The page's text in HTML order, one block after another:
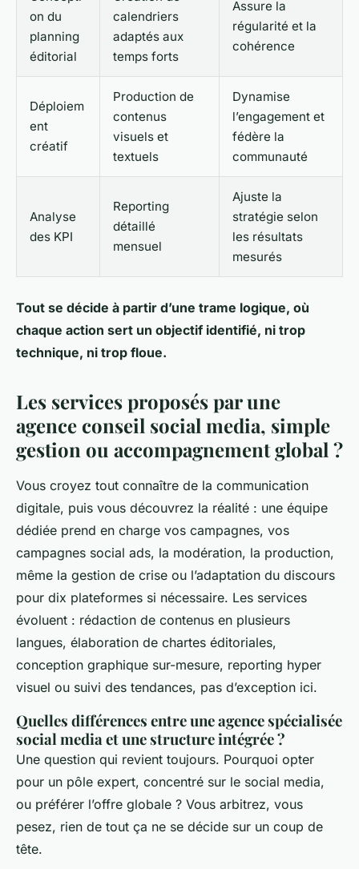
on du
planning
éditorial
calendriers
adaptés aux
temps forts
Assure la
régularité et la
cohérence
Déploiem
ent
créatif
Production de
contenus
visuels et
textuels
Dynamise
l’engagement et
fédère la
communauté
Analyse
des KPI
Reporting
détaillé
mensuel
Ajuste la
stratégie selon
les résultats
mesurés
Tout se décide à partir d’une trame logique, où
chaque action sert un objectif identifié, ni trop
technique, ni trop floue.
Les services proposés par une
agence conseil social media, simple
gestion ou accompagnement global ?
Vous croyez tout connaître de la communication
digitale, puis vous découvrez la réalité : une équipe
dédiée prend en charge vos campagnes, vos
campagnes social ads, la modération, la production,
même la gestion de crise ou l’adaptation du discours
pour dix plateformes si nécessaire. Les services
évoluent : rédaction de contenus en plusieurs
langues, élaboration de chartes éditoriales,
conception graphique sur-mesure, reporting hyper
visuel ou suivi des tendances, pas d’exception ici.
Quelles différences entre une agence spécialisée
social media et une structure intégrée ?
Une question qui revient toujours. Pourquoi opter
pour un pôle expert, concentré sur le social media,
ou préférer l’offre globale ? Vous arbitrez, vous
pesez, rien de tout ça ne se décide sur un coup de
tête.